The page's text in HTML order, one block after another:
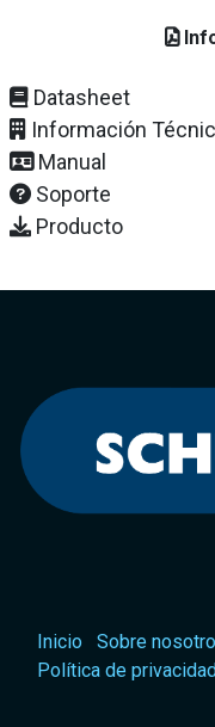
Datasheet
Información
Manual
Soporte
Producto
Inicio Sobre
Política de privacidad